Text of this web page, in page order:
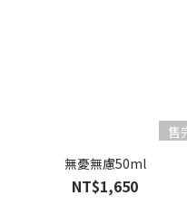
售
無憂無慮50ml
NT$1,650